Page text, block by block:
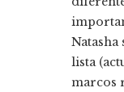
Natasha
lista
marcos